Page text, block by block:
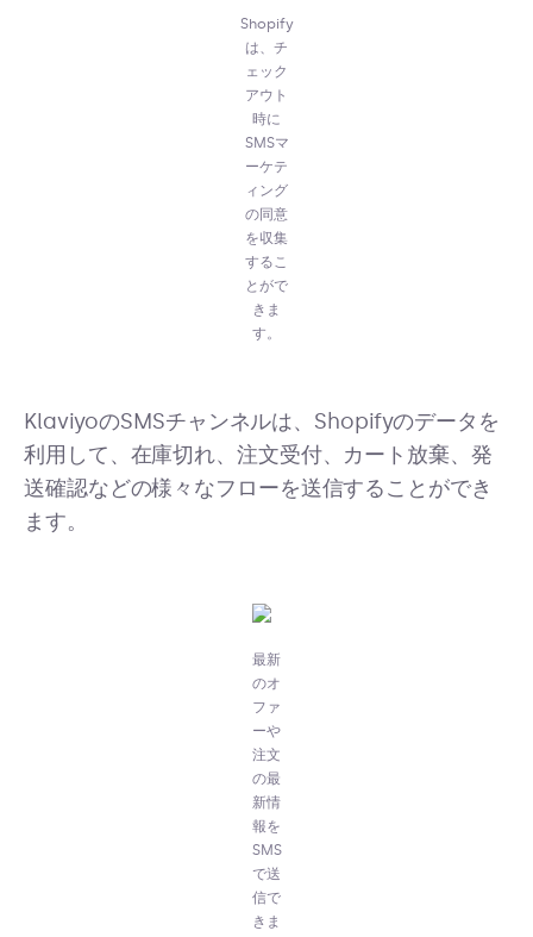
Shopify
は、チ
ェック
アウト
時に
SMSマ
ーケテ
ィング
の同意
を収集
するこ
とがで
きま
す。
KlaviyoのSMSチャンネルは、Shopifyのデータを
利用して、在庫切れ、注文受付、カート放棄、発
送確認などの様々なフローを送信することができ
ます。
最新
のオ
ファ
ーや
注文
の最
新情
報を
SMS
で送
信で
きま